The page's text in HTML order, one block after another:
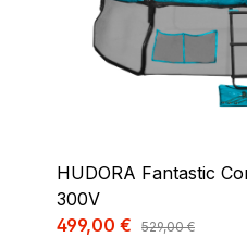
HUDORA Fantastic
300V
Verkaufspreis:
499,00 € Regulärer Preis:
529,00 €